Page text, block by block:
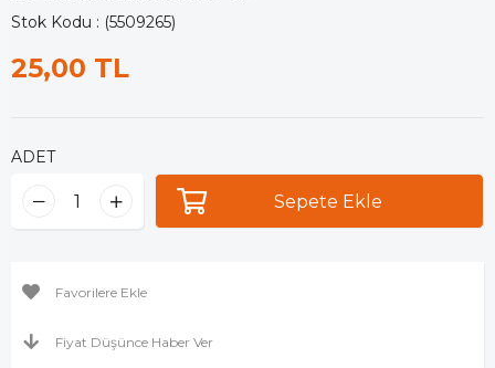
Stok Kodu (5509265)
25,00 TL
ADET
Favorilere Ekle
Fiyat Düşünce Haber Ver